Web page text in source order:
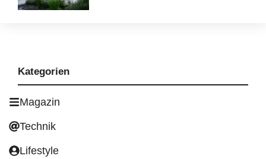
Kategorien
Magazin
Technik
Lifestyle